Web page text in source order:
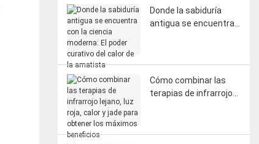
Donde la sabiduría
antigua se encuentra
amatista
Cómo combinar las
terapias de infrarrojo